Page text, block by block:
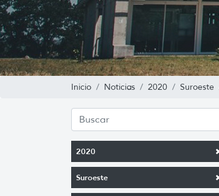
Inicio Noticias 2020 Suroeste
2020
Suroeste